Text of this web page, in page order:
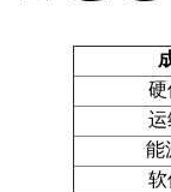
硬
运
能
软